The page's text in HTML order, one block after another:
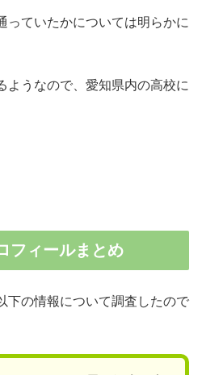
っていたかについては明らかに
ようなので、愛知県内の高校に
フィールまとめ
下の情報について調査したので